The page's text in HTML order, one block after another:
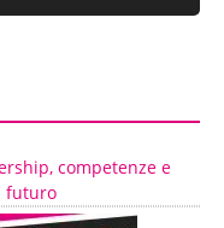
competenze e
futuro